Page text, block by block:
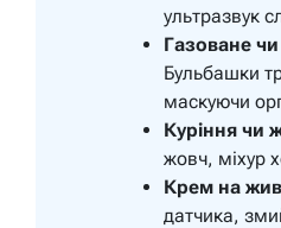
ультразвук
Газоване
Бульбашки
маскуючи
Куріння чи
жовч, міхур
Крем на
датчика,